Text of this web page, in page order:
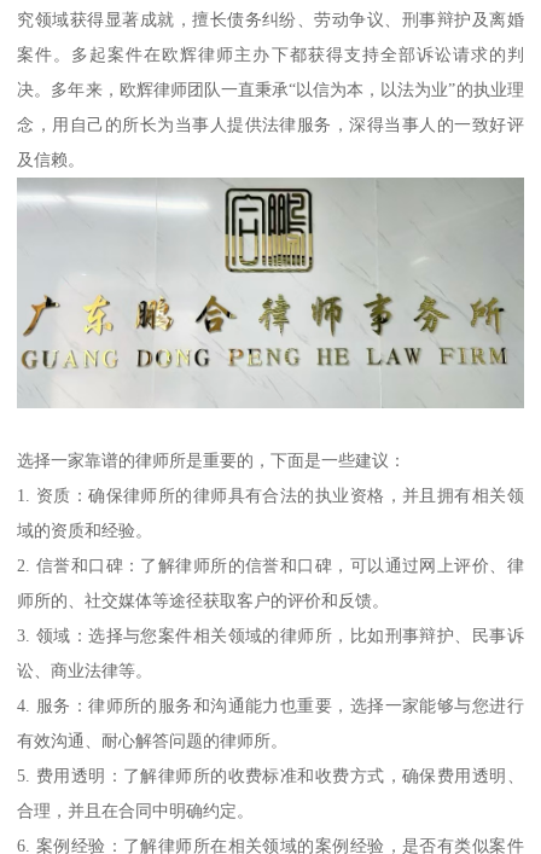
究领域获得显著成就，擅长债务纠纷、劳动争议、刑事辩护及离婚
案件。多起案件在欧辉律师主办下都获得支持全部诉讼请求的判
决。多年来，欧辉律师团队一直秉承“以信为本，以法为业”的执业理
念，用自己的所长为当事人提供法律服务，深得当事人的一致好评
及信赖。
选择一家靠谱的律师所是重要的，下面是一些建议：
1. 资质：确保律师所的律师具有合法的执业资格，并且拥有相关领
域的资质和经验。
2. 信誉和口碑：了解律师所的信誉和口碑，可以通过网上评价、律
师所的、社交媒体等途径获取客户的评价和反馈。
3. 领域：选择与您案件相关领域的律师所，比如刑事辩护、民事诉
讼、商业法律等。
4. 服务：律师所的服务和沟通能力也重要，选择一家能够与您进行
有效沟通、耐心解答问题的律师所。
5. 费用透明：了解律师所的收费标准和收费方式，确保费用透明、
合理，并且在合同中明确约定。
6. 案例经验：了解律师所在相关领域的案例经验，是否有类似案件